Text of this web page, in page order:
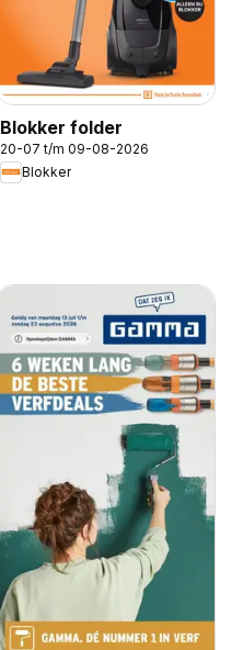
Blokker folder
20-07 t/m 09-08-2026
Blokker